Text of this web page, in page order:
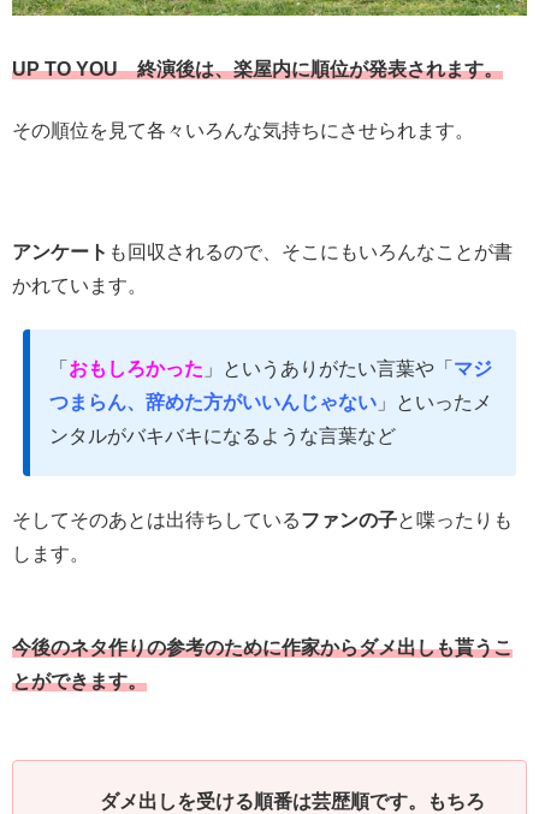
UP TO YOU 終演後は、楽屋内に順位が発表されます。
その順位を見て各々いろんな気持ちにさせられます。
アンケート も回収されるので、そこにもいろんなことが書
かれています。
「 おもしろかった 」というありがたい言葉や「 マジ
つまらん、辞めた方がいいんじゃない」といったメ
ンタルがバキバキになるような言葉など
そしてそのあとは出待ちしているファンの子と喋ったりも
します。
今後のネタ作りの参考のために作家からダメ出しも貰うこ
とができます。
ダメ出しを受ける順番は芸歴順です。もちろ